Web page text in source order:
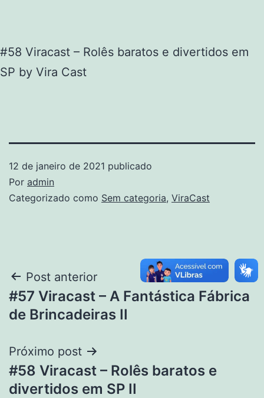
#58 Viracast – Rolês baratos e divertidos em
SP by Vira Cast
12 de janeiro de 2021 publicado
Por admin
Categorizado como Sem categoria, ViraCast
Post anterior
#57 Viracast – A Fantástica Fábrica
de Brincadeiras II
Próximo post
#58 Viracast – Rolês baratos e
divertidos em SP II